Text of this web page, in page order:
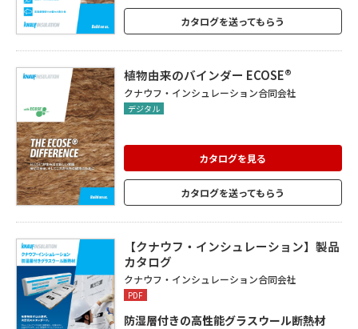
カタログを送ってもらう
植物由来のバインダー ECOSE®
クナウフ・インシュレーション合同会社
デジタル
カタログを見る
カタログを送ってもらう
【クナウフ・インシュレーション】製品
カタログ
クナウフ・インシュレーション合同会社
PDF
防湿層付きの高性能グラスウール断熱材